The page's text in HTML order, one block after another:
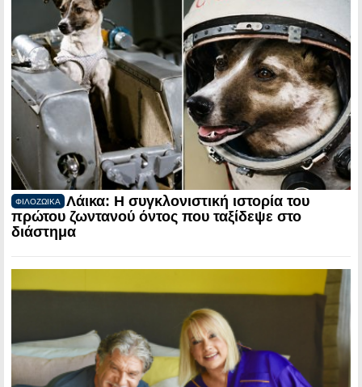
ΦΙΛΟΖΩΙΚΑ
Λάικα: Η συγκλονιστική ιστορία του
πρώτου ζωντανού όντος που ταξίδεψε στο
διάστημα